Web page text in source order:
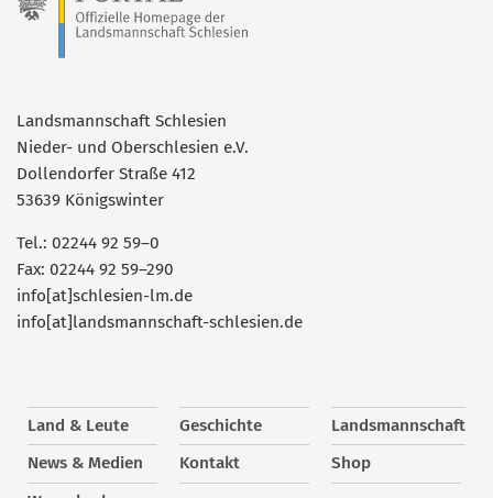
Landsmannschaft Schlesien
Nieder- und Oberschlesien e.V.
Dollendorfer Straße 412
53639 Königswinter
Tel.: 02244 92 59–0
Fax: 02244 92 59–290
info[at]schlesien-lm.de
info[at]landsmannschaft-schlesien.de
Land & Leute Geschichte
Landsmannschaft
News & Medien
Kontakt
Shop